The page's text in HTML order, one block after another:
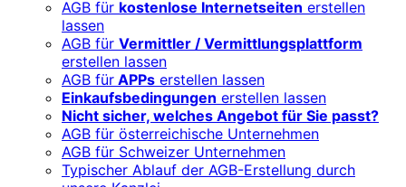
AGB für kostenlose Internetseiten erstellen
lassen
AGB für Vermittler / Vermittlungsplattform
erstellen lassen
AGB für APPs erstellen lassen
Einkaufsbedingungen erstellen lassen
Nicht sicher, welches Angebot für Sie passt?
AGB für österreichische Unternehmen
AGB für Schweizer Unternehmen
Typischer Ablauf der AGB-Erstellung durch